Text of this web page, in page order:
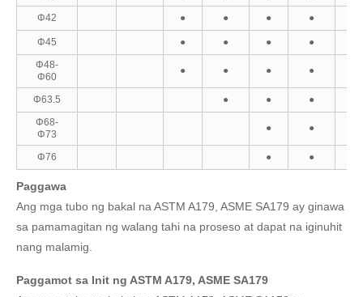
Φ42 ● ● ● ●
Φ45 ● ● ● ●
Φ48-
Φ60
● ● ● ●
Φ63.5 ● ● ●
Φ68-
Φ73
● ●
Φ76 ● ●
Paggawa
Ang mga tubo ng bakal na ASTM A179, ASME SA179 ay ginawa
sa pamamagitan ng walang tahi na proseso at dapat na iginuhit
nang malamig.
Paggamot sa Init ng ASTM A179, ASME SA179